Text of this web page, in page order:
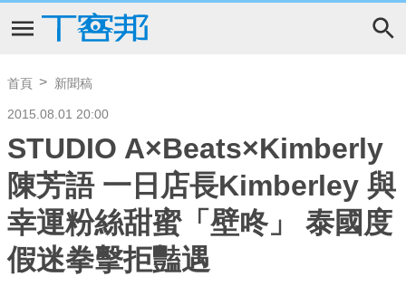
首頁 新聞稿
2015.08.01 20:00
STUDIO A×Beats×Kimberly
陳芳語 一日店長Kimberley 與
幸運粉絲甜蜜「壁咚」 泰國度
假迷拳擊拒豔遇